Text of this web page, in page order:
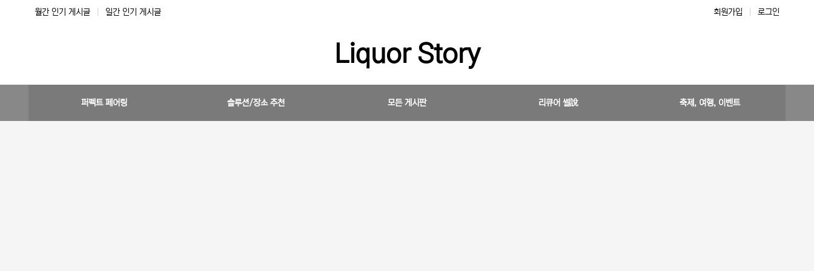
월간 인기 게시글 일간 인기 게시글 회원가입 로그인
Liquor Story
퍼펙트 페어링 솔루션/장소 추천 모든 게시판 리큐어 썰說 축제, 여행, 이벤트